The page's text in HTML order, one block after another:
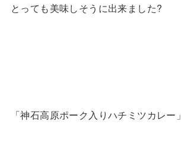
とっても美味しそうに出来ました?
「神石高原ポーク入りハチミツカレー」